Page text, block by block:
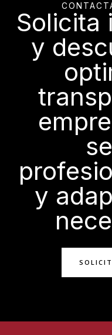
n
5
d
e
5
Solicita
y
y